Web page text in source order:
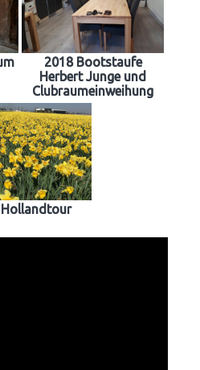
2018 Bootstaufe
Herbert Junge und
Clubraumeinweihung